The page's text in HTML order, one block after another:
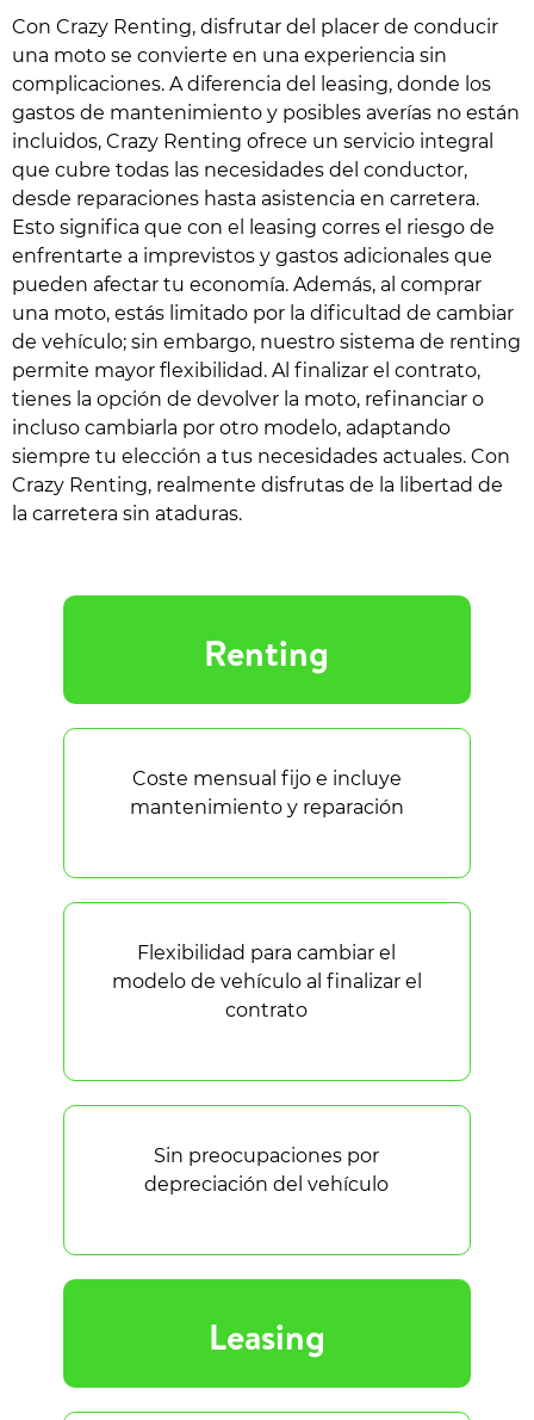
Con Crazy Renting, disfrutar del placer de conducir
una moto se convierte en una experiencia sin
complicaciones. A diferencia del leasing, donde los
gastos de mantenimiento y posibles averías no están
incluidos, Crazy Renting ofrece un servicio integral
que cubre todas las necesidades del conductor,
desde reparaciones hasta asistencia en carretera.
Esto significa que con el leasing corres el riesgo de
enfrentarte a imprevistos y gastos adicionales que
pueden afectar tu economía. Además, al comprar
una moto, estás limitado por la dificultad de cambiar
de vehículo; sin embargo, nuestro sistema de renting
permite mayor flexibilidad. Al finalizar el contrato,
tienes la opción de devolver la moto, refinanciar o
incluso cambiarla por otro modelo, adaptando
siempre tu elección a tus necesidades actuales. Con
Crazy Renting, realmente disfrutas de la libertad de
la carretera sin ataduras.
Renting
Leasing
Coste mensual fijo e incluye
mantenimiento y reparación
Flexibilidad para cambiar el
modelo de vehículo al finalizar el
contrato
Sin preocupaciones por
depreciación del vehículo